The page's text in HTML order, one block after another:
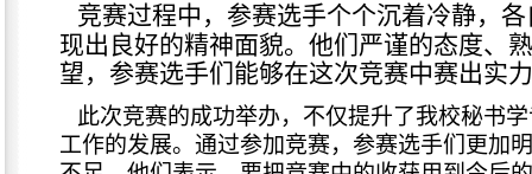
竞赛过程中，参赛选手个个沉着冷静，
现出良好的精神面貌。他们严谨的态度、
望，参赛选手们能够在这次竞赛中赛出实
此次竞赛的成功举办，不仅提升了我校秘书
工作的发展。通过参加竞赛，参赛选手们更加